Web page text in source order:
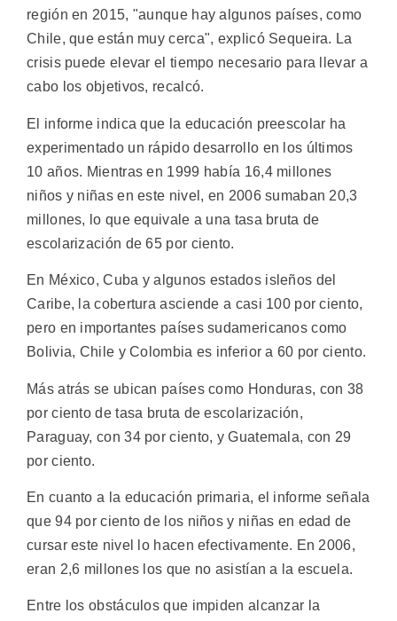
región en 2015, "aunque hay algunos países, como
Chile, que están muy cerca", explicó Sequeira. La
crisis puede elevar el tiempo necesario para llevar a
cabo los objetivos, recalcó.
El informe indica que la educación preescolar ha
experimentado un rápido desarrollo en los últimos
10 años. Mientras en 1999 había 16,4 millones
niños y niñas en este nivel, en 2006 sumaban 20,3
millones, lo que equivale a una tasa bruta de
escolarización de 65 por ciento.
En México, Cuba y algunos estados isleños del
Caribe, la cobertura asciende a casi 100 por ciento,
pero en importantes países sudamericanos como
Bolivia, Chile y Colombia es inferior a 60 por ciento.
Más atrás se ubican países como Honduras, con 38
por ciento de tasa bruta de escolarización,
Paraguay, con 34 por ciento, y Guatemala, con 29
por ciento.
En cuanto a la educación primaria, el informe señala
que 94 por ciento de los niños y niñas en edad de
cursar este nivel lo hacen efectivamente. En 2006,
eran 2,6 millones los que no asistían a la escuela.
Entre los obstáculos que impiden alcanzar la